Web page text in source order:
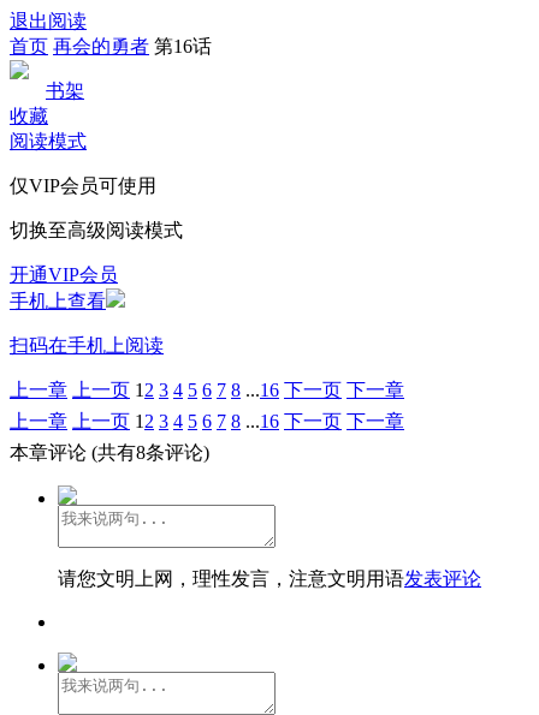
退出阅读
首页 再会的勇者 第16话
书架
收藏
阅读模式
仅VIP会员可使用
切换至高级阅读模式
开通VIP会员
手机上查看
扫码在手机上阅读
上一章 上一页 1 2 3 4 5 6 7 8 ...16 下一页 下一章
上一章
上一页 1 2 3 4 5 6 7 8 ...16 下一页 下一章
本章评论 (共有8条评论)
请您文明上网，理性发言，注意文明用语发表评论